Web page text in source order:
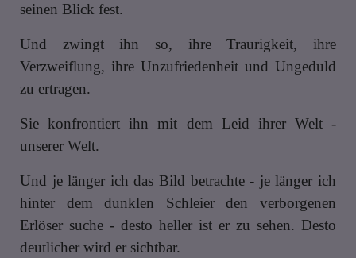
seinen Blick fest.
Und zwingt ihn so, ihre Traurigkeit, ihre
Verzweiflung, ihre Unzufriedenheit und Ungeduld
zu ertragen.
Sie konfrontiert ihn mit dem Leid ihrer Welt -
unserer Welt.
Und je länger ich das Bild betrachte - je länger ich
hinter dem dunklen Schleier den verborgenen
Erlöser suche - desto heller ist er zu sehen. Desto
deutlicher wird er sichtbar.